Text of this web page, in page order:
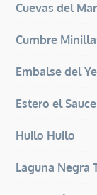
Cuevas del
Cumbre
Embalse del
Estero el
Huilo Huilo
Laguna Negra